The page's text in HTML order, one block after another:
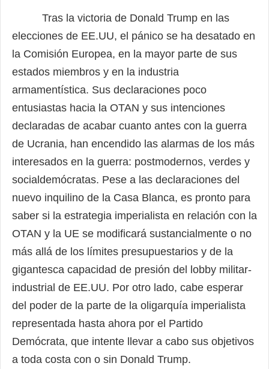
Tras la victoria de Donald Trump en las
elecciones de EE.UU, el pánico se ha desatado en
la Comisión Europea, en la mayor parte de sus
estados miembros y en la industria
armamentística. Sus declaraciones poco
entusiastas hacia la OTAN y sus intenciones
declaradas de acabar cuanto antes con la guerra
de Ucrania, han encendido las alarmas de los más
interesados en la guerra: postmodernos, verdes y
socialdemócratas. Pese a las declaraciones del
nuevo inquilino de la Casa Blanca, es pronto para
saber si la estrategia imperialista en relación con la
OTAN y la UE se modificará sustancialmente o no
más allá de los límites presupuestarios y de la
gigantesca capacidad de presión del lobby militar-
industrial de EE.UU. Por otro lado, cabe esperar
del poder de la parte de la oligarquía imperialista
representada hasta ahora por el Partido
Demócrata, que intente llevar a cabo sus objetivos
a toda costa con o sin Donald Trump.